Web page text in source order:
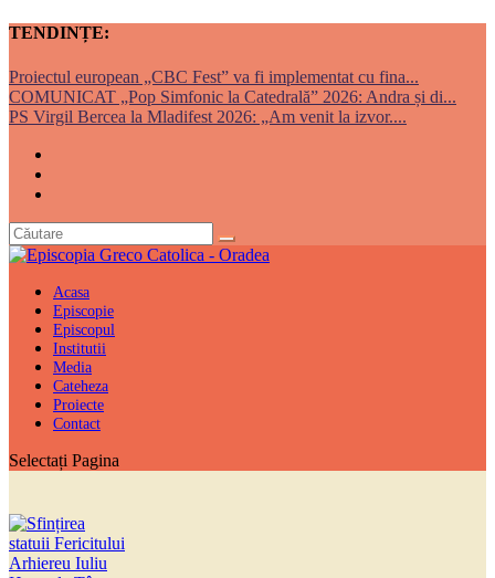
TENDINȚE:
Proiectul european „CBC Fest” va fi implementat cu fina...
COMUNICAT „Pop Simfonic la Catedrală” 2026: Andra și di...
PS Virgil Bercea la Mladifest 2026: „Am venit la izvor....
Acasa
Episcopie
Episcopul
Institutii
Media
Cateheza
Proiecte
Contact
Selectați Pagina